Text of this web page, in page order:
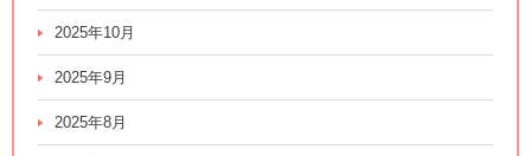
2025年10月
2025年9月
2025年8月